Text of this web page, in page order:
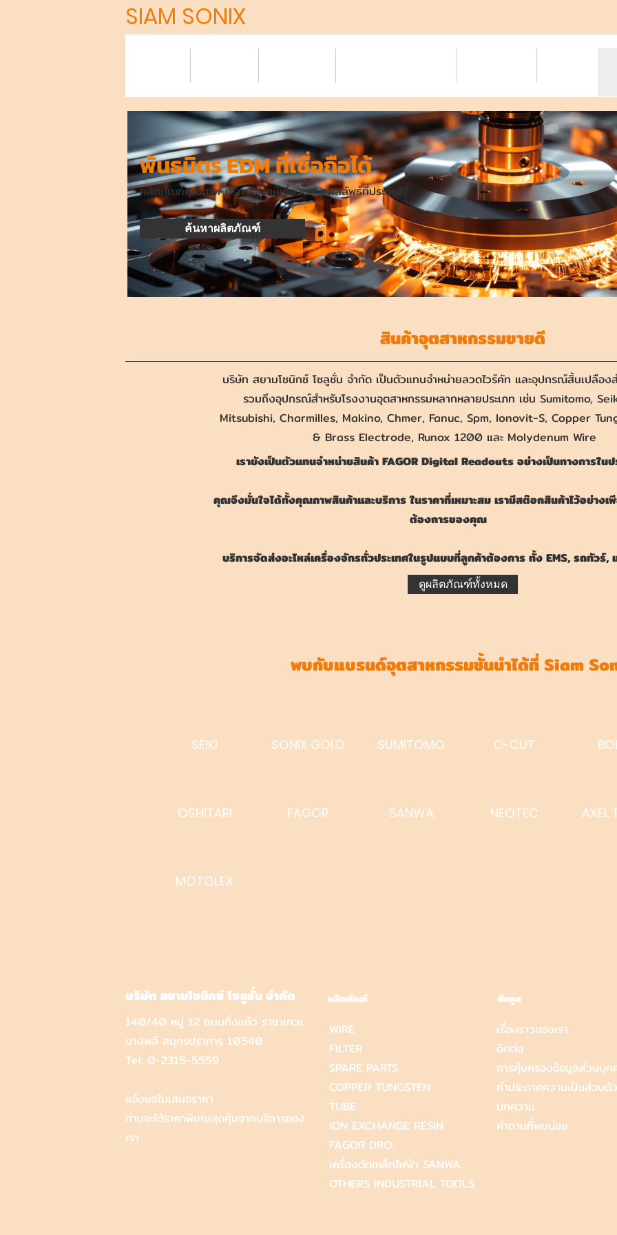
SIAM SONIX
พันธมิตร EDM ที่เชื่อถือได้
ผลิตภัณฑ์คุณภาพ บริการจากผู้เชี่ยวชาญ ผลลัพธ์ที่ประทับใจ
ค้นหาผลิตภัณฑ์
สินค้าอุตสาหกรรมขายดี
บริษัท สยามโซนิกซ์ โซลูชั่น จำกัด เป็นตัวแทนจำหน่ายลวดไวร์คัท และอุปกรณ์สิ้นเปลือง
รวมถึงอุปกรณ์สำหรับโรงงานอุตสาหกรรมหลากหลายประเภท เช่น Sumitomo,
Mitsubishi, Charmilles, Makino, Chmer, Fanuc, Spm, Ionovit-S, Copper
& Brass Electrode, Runox 1200 และ Molydenum Wire
เรายังเป็นตัวแทนจำหน่ายสินค้า FAGOR Digital Readouts อย่างเป็นทางการในป
คุณจึงมั่นใจได้ทั้งคุณภาพสินค้าและบริการ ในราคาที่เหมาะสม เรามีสต๊อกสินค้าไว้อย่าง
ต้องการของคุณ
บริการจัดส่งอะไหล่เครื่องจักรทั่วประเทศในรูปแบบที่ลูกค้าต้องการ ทั้ง EMS, รถทัวร์,
ดูผลิตภัณฑ์ทั้งหมด
พบกับแบรนด์อุตสาหกรรมชั้นนำได้ที่ Siam
SEIKI
OSHITARI
MOTOLEX
SONIX GOLD
FAGOR
SUMITOMO
SANWA
C-CUT
NEOTEC AXEL
บริษัท สยามโซนิกซ์ โซลูชั่น จำกัด
140/40 หมู่ 12 ถนนกิ่งแก้ว ราชาเทวะ
บางพลี สมุทรปราการ 10540
Tel: 0-2315-5559
แจ้งขอใบเสนอราคา
ท่านจะได้ราคาพิเศษสุดคุ้มจากบริการของ
เรา
ผลิตภัณฑ์
WIRE
FILTER
SPARE PARTS
COPPER TUNGSTEN
TUBE
ION EXCHANGE RESIN
FAGOR DRO.
เครื่องตัดเหล็กไฟฟ้า SANWA
OTHERS INDUSTRIAL TOOLS
ข้อมูล
เรื่องราวของเรา
ติดต่อ
การคุ้มครองข้อมูลส่วนบุค
คำประกาศความเป็นส่วนตัว
บทความ
คำถามที่พบบ่อย